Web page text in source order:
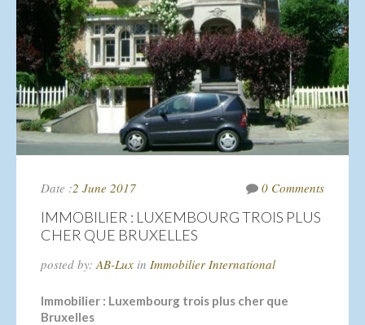
Date :2 June 2017 0 Comments
IMMOBILIER : LUXEMBOURG TROIS PLUS
CHER QUE BRUXELLES
posted by: AB-Lux in Immobilier International
Immobilier : Luxembourg trois plus cher que
Bruxelles